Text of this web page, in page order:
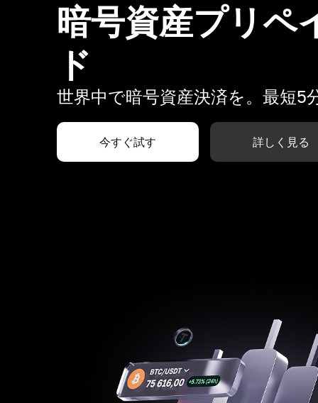
暗号資産プリペ
ド
世界中で暗号資産決済を。最短5
今すぐ試す 詳しく見る